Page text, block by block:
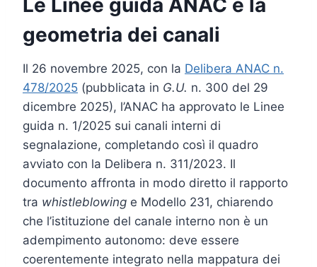
Le Linee guida ANAC e la
geometria dei canali
Il 26 novembre 2025, con la Delibera ANAC n.
478/2025 (pubblicata in G.U. n. 300 del 29
dicembre 2025), l’ANAC ha approvato le Linee
guida n. 1/2025 sui canali interni di
segnalazione, completando così il quadro
avviato con la Delibera n. 311/2023. Il
documento affronta in modo diretto il rapporto
tra whistleblowing e Modello 231, chiarendo
che l’istituzione del canale interno non è un
adempimento autonomo: deve essere
coerentemente integrato nella mappatura dei